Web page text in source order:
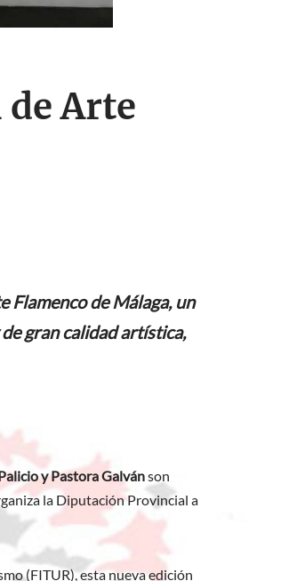
Arte
Flamenco de Málaga, un
gran calidad artística,
y Pastora Galvánson
la Diputación Provincial a
(FITUR), esta nueva edición